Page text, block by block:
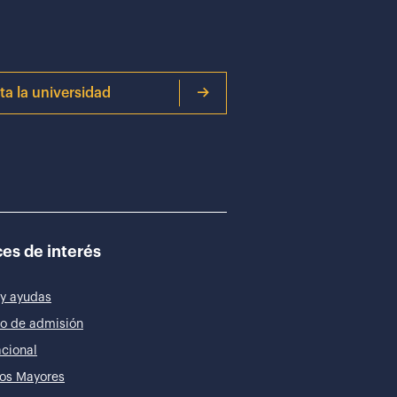
la universidad
de interés
ayudas
de admisión
Mayores